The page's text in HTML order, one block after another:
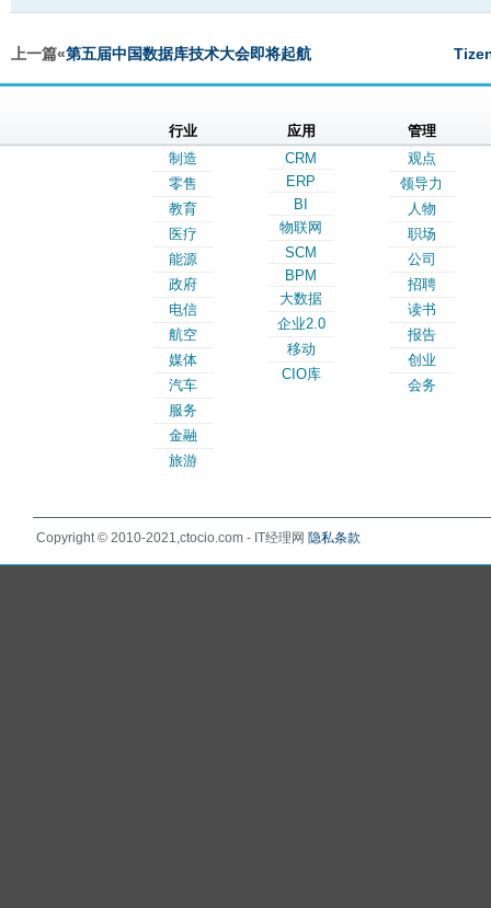
上一篇«第五届中国数据库技术大会即将起航
行业
制造
零售
教育
医疗
能源
政府
电信
航空
媒体
汽车
服务
金融
旅游
应用
CRM
ERP
BI
物联网
SCM
BPM
大数据
企业2.0
移动
CIO库
管理
观点
领导力
人物
职场
公司
招聘
读书
报告
创业
会务
Copyright © 2010-2021,ctocio.com - IT经理网 隐私条款